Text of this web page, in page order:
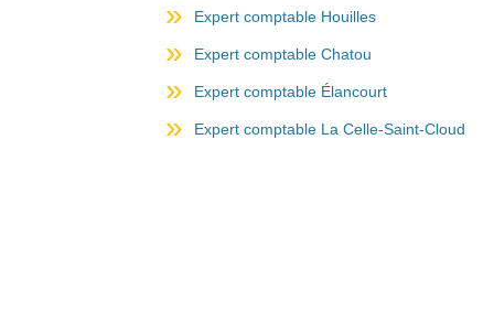
Expert comptable Houilles
Expert comptable Chatou
Expert comptable Élancourt
Expert comptable La Celle-Saint-Cloud